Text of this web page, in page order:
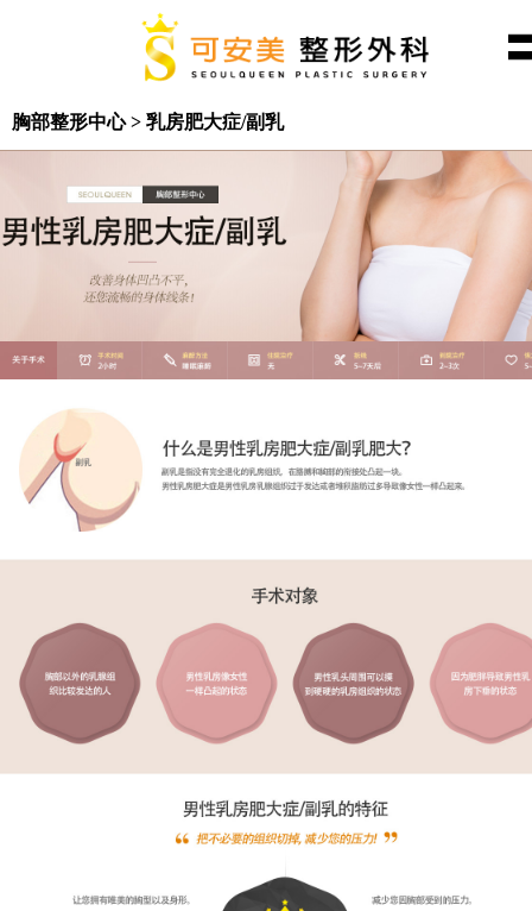
胸部整形中心 > 乳房肥大症/副乳